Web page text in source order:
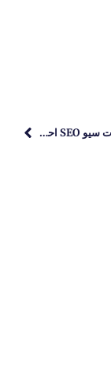
كيف تكتب مقالات سيو SEO احترافية في 10 خطوات؟